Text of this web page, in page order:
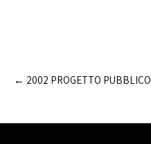
navigation
← 2002 PROGETTO PUBBLICO